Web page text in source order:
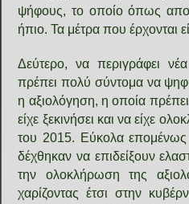
ψήφους, το οποίο όπως
ήπιο. Τα μέτρα που έρχονται
Δεύτερο, να περιγράφει
πρέπει πολύ σύντομα να
η αξιολόγηση, η οποία
είχε ξεκινήσει και να είχε
του 2015. Εύκολα επομένως
δέχθηκαν να επιδείξουν
την ολοκλήρωση της
χαρίζοντας έτσι στην